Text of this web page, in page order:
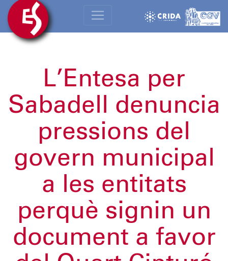
L’Entesa per
Sabadell denuncia
pressions del
govern municipal
a les entitats
perquè signin un
document a favor